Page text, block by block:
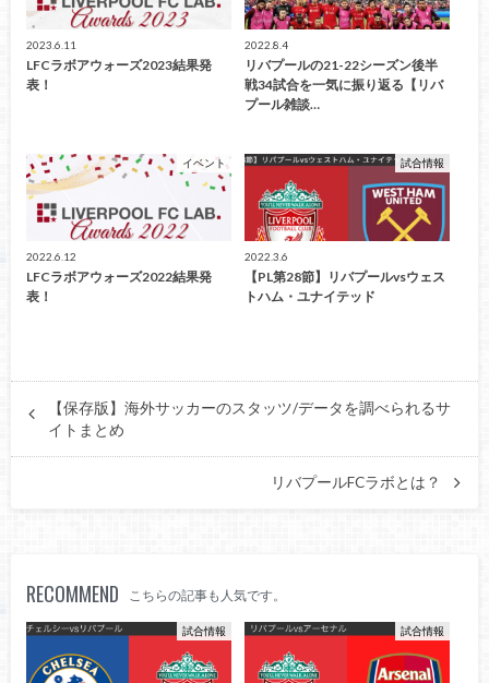
2023.6.11
LFCラボアウォーズ2023結果発
表！
2022.8.4
リバプールの21-22シーズン後半
戦34試合を一気に振り返る【リバ
プール雑談…
イベント
2022.6.12
LFCラボアウォーズ2022結果発
表！
試合情報
2022.3.6
【PL第28節】リバプールvsウェス
トハム・ユナイテッド
【保存版】海外サッカーのスタッツ/データを調べられるサ
イトまとめ
リバプールFCラボとは？
RECOMMEND こちらの記事も人気です。
試合情報 試合情報